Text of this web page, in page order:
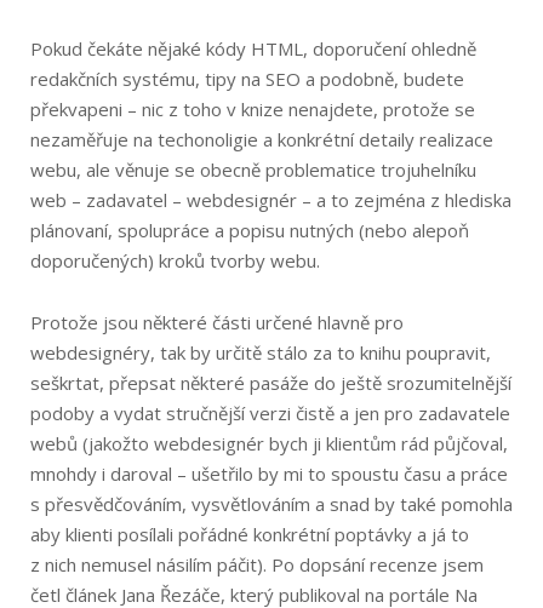
Pokud čekáte nějaké kódy HTML, doporučení ohledně
redakčních systému, tipy na SEO a podobně, budete
překvapeni – nic z toho v knize nenajdete, protože se
nezaměřuje na techonoligie a konkrétní detaily realizace
webu, ale věnuje se obecně problematice trojuhelníku
web – zadavatel – webdesignér – a to zejména z hlediska
plánovaní, spolupráce a popisu nutných (nebo alepoň
doporučených) kroků tvorby webu.
Protože jsou některé části určené hlavně pro
webdesignéry, tak by určitě stálo za to knihu poupravit,
seškrtat, přepsat některé pasáže do ještě srozumitelnější
podoby a vydat stručnější verzi čistě a jen pro zadavatele
webů (jakožto webdesignér bych ji klientům rád půjčoval,
mnohdy i daroval – ušetřilo by mi to spoustu času a práce
s přesvědčováním, vysvětlováním a snad by také pomohla
aby klienti posílali pořádné konkrétní poptávky a já to
z nich nemusel násilím páčit). Po dopsání recenze jsem
četl článek Jana Řezáče, který publikoval na portále Na